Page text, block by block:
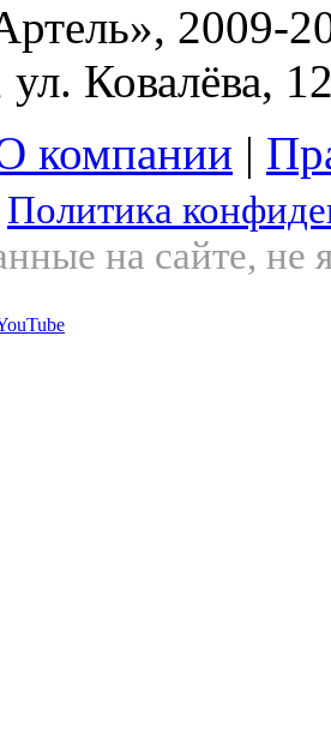
2009-
Ковалёва,
компании |
Политика
на сайте, не